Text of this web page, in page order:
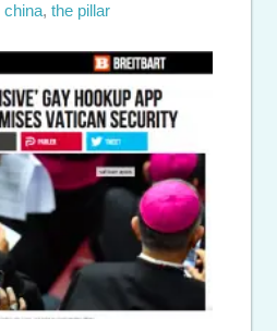
china, the pillar